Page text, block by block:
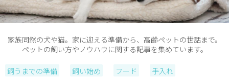
家族同然の犬や猫。家に迎える準備から、高齢ペットの世話まで。
ペットの飼い方やノウハウに関する記事を集めています。
飼うまでの準備 飼い始め フード
手入れ